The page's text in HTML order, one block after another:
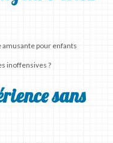
pour enfants
inoffensives ?
sans